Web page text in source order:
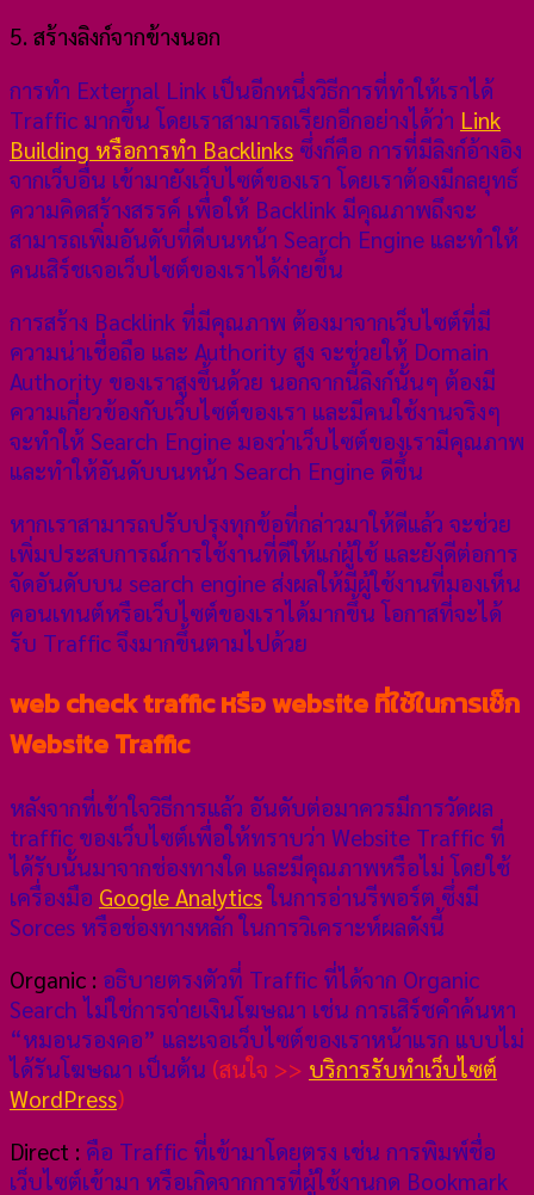
5. สร้างลิงก์จากข้างนอก
การทำ External Link เป็นอีกหนึ่งวิธีการที่ทำให้เราได้
Traffic มากขึ้น โดยเราสามารถเรียกอีกอย่างได้ว่า Link
Building หรือการทำ Backlinks ซึ่งก็คือ การที่มีลิงก์อ้างอิง
จากเว็บอื่น เข้ามายังเว็บไซต์ของเรา โดยเราต้องมีกลยุทธ์
ความคิดสร้างสรรค์ เพื่อให้ Backlink มีคุณภาพถึงจะ
สามารถเพิ่มอันดับที่ดีบนหน้า Search Engine และทำให้
คนเสิร์ชเจอเว็บไซต์ของเราได้ง่ายขึ้น
การสร้าง Backlink ที่มีคุณภาพ ต้องมาจากเว็บไซต์ที่มี
ความน่าเชื่อถือ และ Authority สูง จะช่วยให้ Domain
Authority ของเราสูงขึ้นด้วย นอกจากนี้ลิงก์นั้นๆ ต้องมี
ความเกี่ยวข้องกับเว็บไซต์ของเรา และมีคนใช้งานจริงๆ
จะทำให้ Search Engine มองว่าเว็บไซต์ของเรามีคุณภาพ
และทำให้อันดับบนหน้า Search Engine ดีขึ้น
หากเราสามารถปรับปรุงทุกข้อที่กล่าวมาให้ดีแล้ว จะช่วย
เพิ่มประสบการณ์การใช้งานที่ดีให้แก่ผู้ใช้ และยังดีต่อการ
จัดอันดับบน search engine ส่งผลให้มีผู้ใช้งานที่มองเห็น
คอนเทนต์หรือเว็บไซต์ของเราได้มากขึ้น โอกาสที่จะได้
รับ Traffic จึงมากขึ้นตามไปด้วย
web check traffic หรือ website ที่ใช้ในการเช็ก
Website Traffic
หลังจากที่เข้าใจวิธีการแล้ว อันดับต่อมาควรมีการวัดผล
traffic ของเว็บไซต์เพื่อให้ทราบว่า Website Traffic ที่
ได้รับนั้นมาจากช่องทางใด และมีคุณภาพหรือไม่ โดยใช้
เครื่องมือ Google Analyticsในการอ่านรีพอร์ต ซึ่งมี
Sorces หรือช่องทางหลัก ในการวิเคราะห์ผลดังนี้
Organic : อธิบายตรงตัวที่ Traffic ที่ได้จาก Organic
Search ไม่ใช่การจ่ายเงินโฆษณา เช่น การเสิร์ชคำค้นหา
“หมอนรองคอ” และเจอเว็บไซต์ของเราหน้าแรก แบบไม่
ได้รันโฆษณา เป็นต้น (สนใจ >> บริการรับทำเว็บไซต์
WordPress)
Direct : คือ Traffic ที่เข้ามาโดยตรง เช่น การพิมพ์ชื่อ
เว็บไซต์เข้ามา หรือเกิดจากการที่ผู้ใช้งานกด Bookmark